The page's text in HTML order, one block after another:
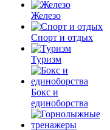
Железо
Спорт и отдых
Туризм
Бокс и
единоборства